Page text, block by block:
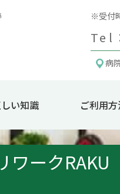
※受付
Tel
病
い知識 ご利用
ーク